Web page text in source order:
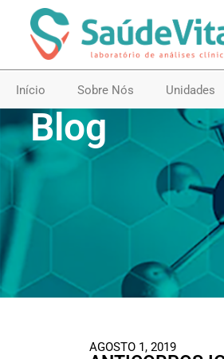
Início Sobre Nós Unidades
Blog
AGOSTO 1, 2019